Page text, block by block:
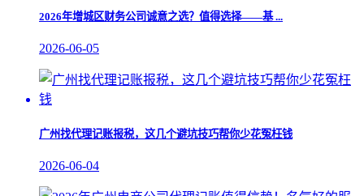
2026年增城区财务公司诚意之选？值得选择——基 ...
2026-06-05
广州找代理记账报税，这几个避坑技巧帮你少花冤枉钱
2026-06-04